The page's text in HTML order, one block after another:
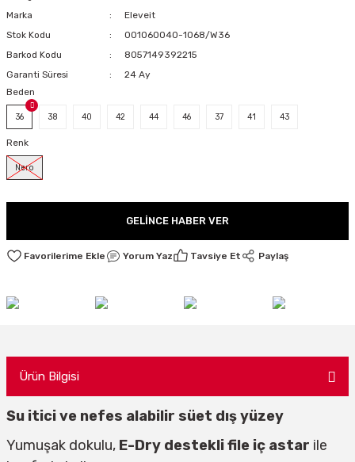
Marka
Eleveit
Stok Kodu
001060040-1068/W36
Barkod Kodu
8057149392215
Garanti Süresi
24 Ay
Beden
36 38 40 42 44 46 37 41 43
Renk
Nero
GELINCE HABER VER
Yorum Yaz Tavsiye Et Paylaş
Ürün Bilgisi
Su itici ve nefes alabilir süet dış yüzey
Yumuşak dokulu, E-Dry destekli file iç astar ile